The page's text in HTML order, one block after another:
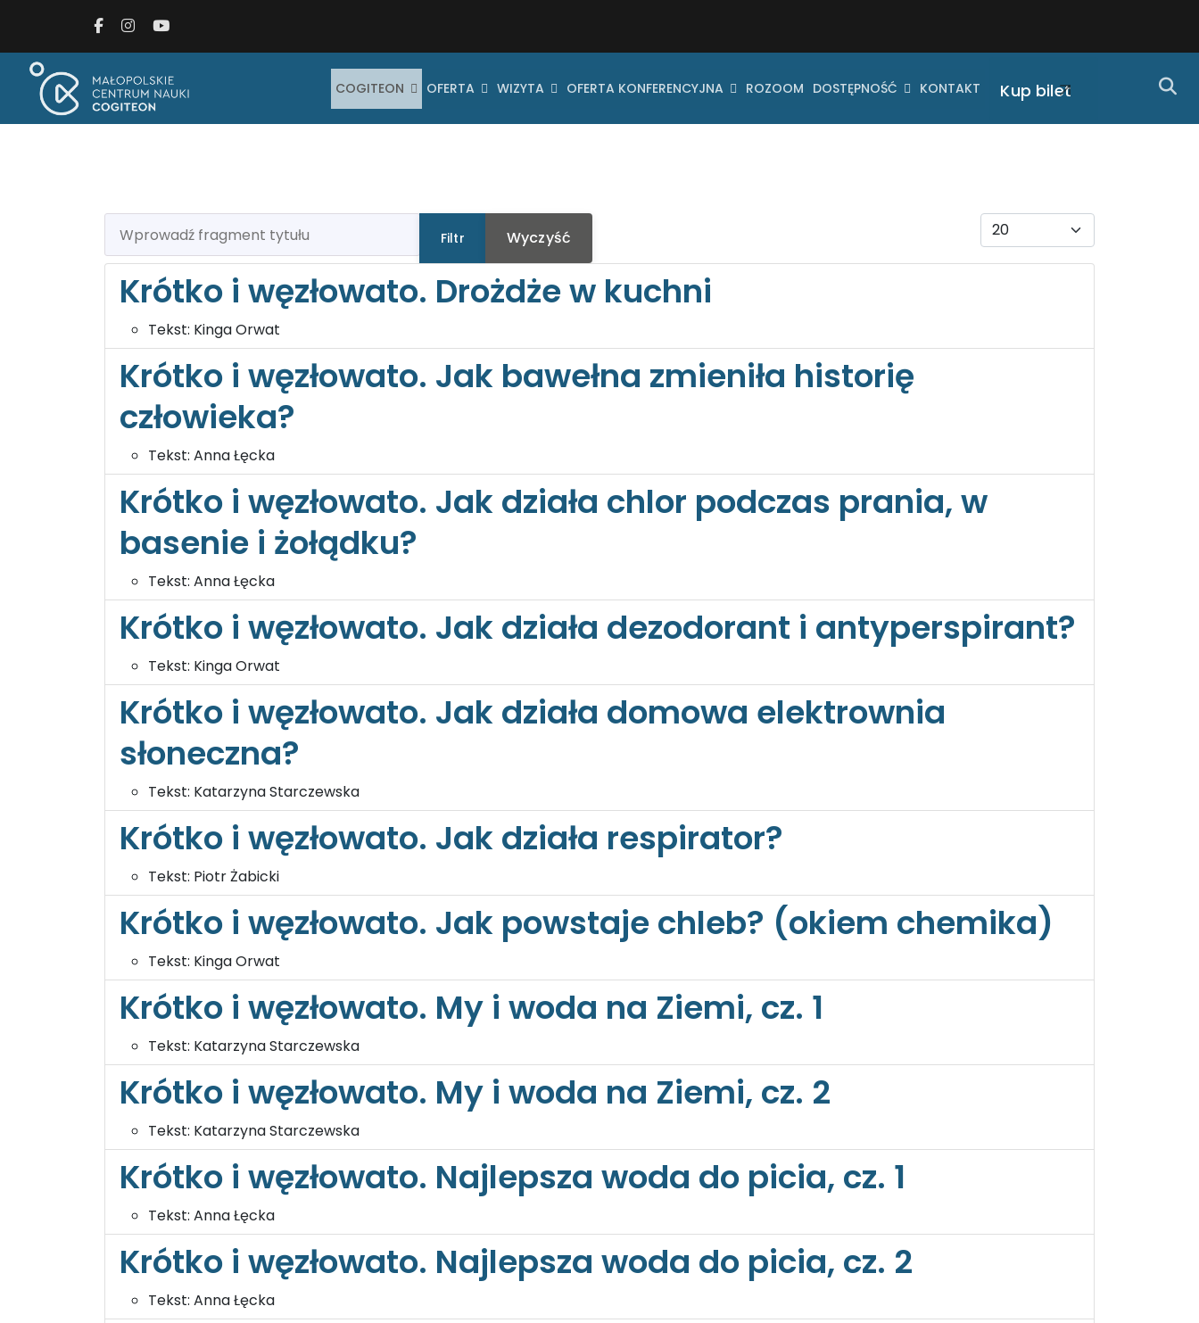
Facebook
Instagram
Youtube
COGITEON OFERTA WIZYTA OFERTA KONFERENCYJNA ROZOOM DOSTĘPNOŚĆ KONTAKT Kup bilet
Wprowadź fragment tytułu
Filtr Wyczyść
Pokaż #
Krótko i węzłowato. Drożdże w kuchni
Tekst: Kinga Orwat
Krótko i węzłowato. Jak bawełna zmieniła historię
człowieka?
Tekst: Anna Łęcka
Krótko i węzłowato. Jak działa chlor podczas prania, w
basenie i żołądku?
Tekst: Anna Łęcka
Krótko i węzłowato. Jak działa dezodorant i antyperspirant?
Tekst: Kinga Orwat
Krótko i węzłowato. Jak działa domowa elektrownia
słoneczna?
Tekst: Katarzyna Starczewska
Krótko i węzłowato. Jak działa respirator?
Tekst: Piotr Żabicki
Krótko i węzłowato. Jak powstaje chleb? (okiem chemika)
Tekst: Kinga Orwat
Krótko i węzłowato. My i woda na Ziemi, cz. 1
Tekst: Katarzyna Starczewska
Krótko i węzłowato. My i woda na Ziemi, cz. 2
Tekst: Katarzyna Starczewska
Krótko i węzłowato. Najlepsza woda do picia, cz. 1
Tekst: Anna Łęcka
Krótko i węzłowato. Najlepsza woda do picia, cz. 2
Tekst: Anna Łęcka